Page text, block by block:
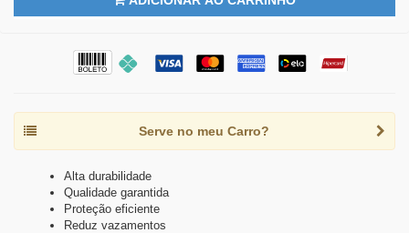
Serve no meu Carro?
Alta durabilidade
Qualidade garantida
Proteção eficiente
Reduz vazamentos